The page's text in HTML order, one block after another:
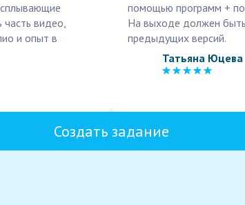
часть видео,
и опыт в
помощью программ +
На выходе должен
предыдущих версий.
Татьяна Юцева
Создать задание